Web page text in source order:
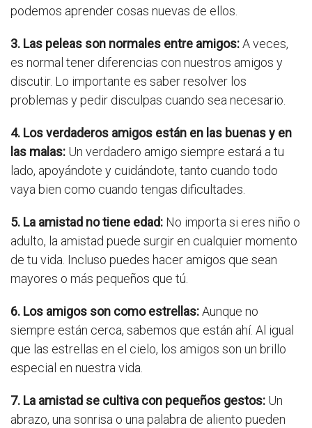
podemos aprender cosas nuevas de ellos.
3. Las peleas son normales entre amigos:A veces,
es normal tener diferencias con nuestros amigos y
discutir. Lo importante es saber resolver los
problemas y pedir disculpas cuando sea necesario.
4. Los verdaderos amigos están en las buenas y en
las malas: Un verdadero amigo siempre estará a tu
lado, apoyándote y cuidándote, tanto cuando todo
vaya bien como cuando tengas dificultades.
5. La amistad no tiene edad: No importa si eres niño o
adulto, la amistad puede surgir en cualquier momento
de tu vida. Incluso puedes hacer amigos que sean
mayores o más pequeños que tú.
6. Los amigos son como estrellas:Aunque no
siempre están cerca, sabemos que están ahí. Al igual
que las estrellas en el cielo, los amigos son un brillo
especial en nuestra vida.
7. La amistad se cultiva con pequeños gestos: Un
abrazo, una sonrisa o una palabra de aliento pueden